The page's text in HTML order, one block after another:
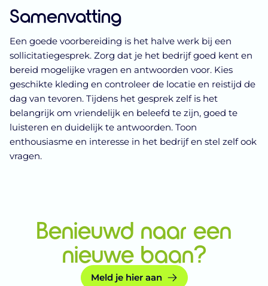
Samenvatting
Een goede voorbereiding is het halve werk bij een
sollicitatiegesprek. Zorg dat je het bedrijf goed kent en
bereid mogelijke vragen en antwoorden voor. Kies
geschikte kleding en controleer de locatie en reistijd de
dag van tevoren. Tijdens het gesprek zelf is het
belangrijk om vriendelijk en beleefd te zijn, goed te
luisteren en duidelijk te antwoorden. Toon
enthousiasme en interesse in het bedrijf en stel zelf ook
vragen.
Benieuwd naar een
nieuwe baan?
Meld je hier aan